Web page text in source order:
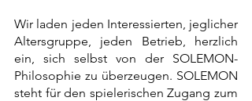
Wir laden jeden Interessierten, jeglicher
Altersgruppe, jeden Betrieb, herzlich
ein, sich selbst von der SOLEMON-
Philosophie zu überzeugen. SOLEMON
steht für den spielerischen Zugang zum